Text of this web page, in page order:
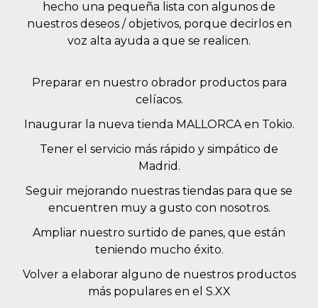
hecho una pequeña lista con algunos de
nuestros deseos / objetivos, porque decirlos en
voz alta ayuda a que se realicen.
Preparar en nuestro obrador productos para
celíacos.
Inaugurar la nueva tienda MALLORCA en Tokio.
Tener el servicio más rápido y simpático de
Madrid.
Seguir mejorando nuestras tiendas para que se
encuentren muy a gusto con nosotros.
Ampliar nuestro surtido de panes, que están
teniendo mucho éxito.
Volver a elaborar alguno de nuestros productos
más populares en el S.XX